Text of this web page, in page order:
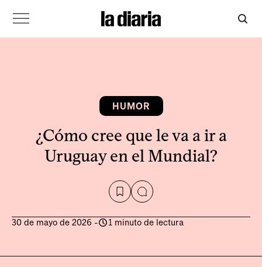
HUMOR
¿Cómo cree que le va a ir a
Uruguay en el Mundial?
30 de mayo de 2026 - 1 minuto de lectura